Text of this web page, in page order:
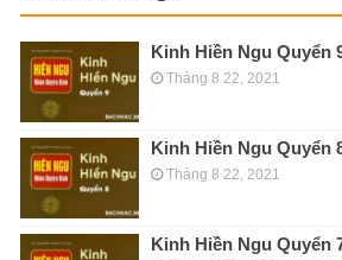
Kinh Hiền Ngu Quyển
Tháng 8 22, 2021
Kinh Hiền Ngu Quyển
Tháng 8 22, 2021
Kinh Hiền Ngu Quyển